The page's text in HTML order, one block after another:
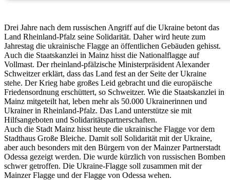
Drei Jahre nach dem russischen Angriff auf die Ukraine betont das
Land Rheinland-Pfalz seine Solidarität. Daher wird heute zum
Jahrestag die ukrainische Flagge an öffentlichen Gebäuden gehisst.
Auch die Staatskanzlei in Mainz hisst die Nationalflagge auf
Vollmast. Der rheinland-pfälzische Ministerpräsident Alexander
Schweitzer erklärt, dass das Land fest an der Seite der Ukraine
stehe. Der Krieg habe großes Leid gebracht und die europäische
Friedensordnung erschüttert, so Schweitzer. Wie die Staatskanzlei in
Mainz mitgeteilt hat, leben mehr als 50.000 Ukrainerinnen und
Ukrainer in Rheinland-Pfalz. Das Land unterstütze sie mit
Hilfsangeboten und Solidaritätspartnerschaften.
Auch die Stadt Mainz hisst heute die ukrainische Flagge vor dem
Stadthaus Große Bleiche. Damit soll Solidarität mit der Ukraine,
aber auch besonders mit den Bürgern von der Mainzer Partnerstadt
Odessa gezeigt werden. Die wurde kürzlich von russischen Bomben
schwer getroffen. Die Ukraine-Flagge soll zusammen mit der
Mainzer Flagge und der Flagge von Odessa wehen.